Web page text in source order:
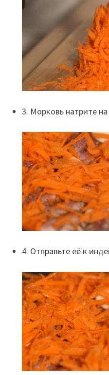
3. Морковь натрите
4. Отправьте её к